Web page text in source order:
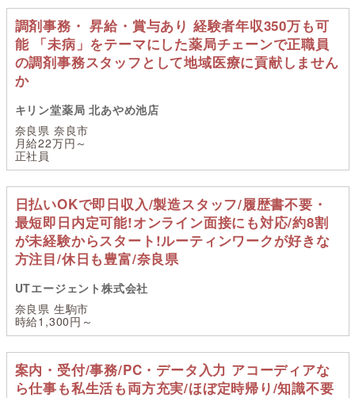
調剤事務・ 昇給・賞与あり 経験者年収350万も可
能 「未病」をテーマにした薬局チェーンで正職員
の調剤事務スタッフとして地域医療に貢献しません
か
キリン堂薬局 北あやめ池店
奈良県 奈良市
月給22万円～
正社員
日払いOKで即日収入/製造スタッフ/履歴書不要・
最短即日内定可能!オンライン面接にも対応/約8割
が未経験からスタート!ルーティンワークが好きな
方注目/休日も豊富/奈良県
UTエージェント株式会社
奈良県 生駒市
時給1,300円～
案内・受付/事務/PC・データ入力 アコーディアな
ら仕事も私生活も両方充実/ほぼ定時帰り/知識不要